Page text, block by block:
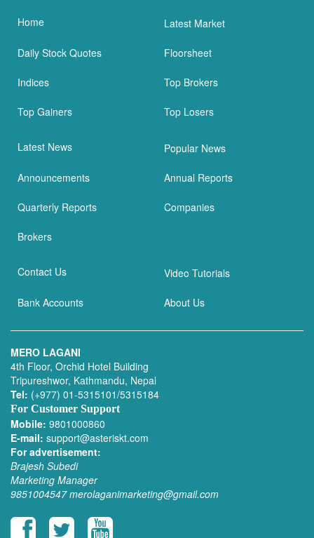
Home Latest Market
Daily Stock Quotes Floorsheet
Indices Top Brokers
Top Gainers Top Losers
Latest News Popular News
Announcements Annual Reports
Quarterly Reports Companies
Brokers
Contact Us Video Tutorials
Bank Accounts About Us
MERO LAGANI
4th Floor, Orchid Hotel Building
Tripureshwor, Kathmandu, Nepal
Tel: (+977) 01-5315101/5315184
For Customer Support
Mobile: 9801000860
E-mail: support@asteriskt.com
For advertisement:
Brajesh Subedi
Marketing Manager
9851004547 merolaganimarketing@gmail.com